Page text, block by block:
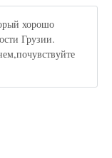
хорошо
Грузии.